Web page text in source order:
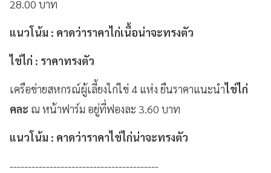
28.00 บาท
แนวโน้ม : คาดว่าราคาไก่เนื้อน่าจะทรงตัว
ไข่ไก่ : ราคาทรงตัว
เครือข่ายสหกรณ์ผู้เลี้ยงไก่ไข่ 4 แห่ง ยืนราคาแนะนำไข่ไก่
คละ ณ หน้าฟาร์ม อยู่ที่ฟองละ 3.60 บาท
แนวโน้ม : คาดว่าราคาไข่ไก่น่าจะทรงตัว
-----------------------------------------